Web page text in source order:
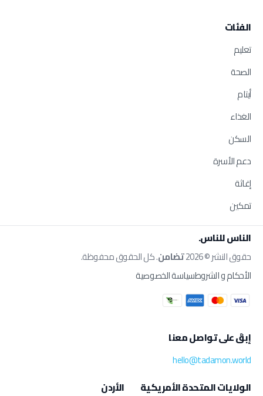
الفئات
تعليم
الصحة
أيتام
الغذاء
السكن
دعم الأسرة
إغاثة
تمكين
الناس للناس.
حقوق النشر © 2026 تضامن. كل الحقوق محفوظة.
الأحكام و الشروطسياسة الخصوصية
إبقَ على تواصل معنا
hello@tadamon.world
الولايات المتحدة الأمريكية الأردن